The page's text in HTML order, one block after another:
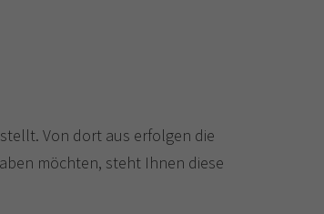
Von dort aus erfolgen die
möchten, steht Ihnen diese